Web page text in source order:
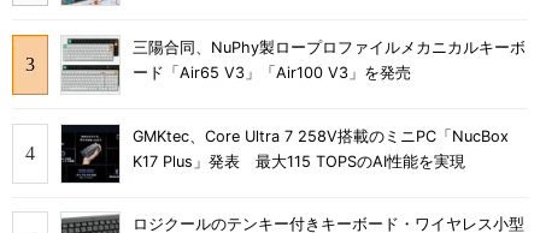
三陽合同、NuPhy製ロープロファイルメカニカルキーボ
ード「Air65 V3」「Air100 V3」を発売
GMKtec、Core Ultra 7 258V搭載のミニPC「NucBox
K17 Plus」発表 最大115 TOPSのAI性能を実現
ロジクールのテンキー付きキーボード・ワイヤレス小型